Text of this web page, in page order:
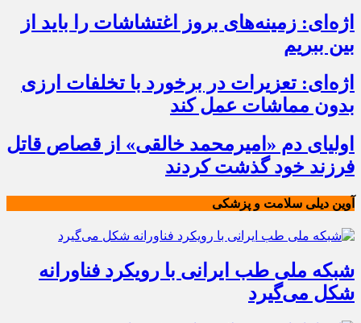
اژه‌‌ای: زمینه‌های بروز اغتشاشات را باید از
بین ببریم
اژه‌ای: تعزیرات در برخورد با تخلفات ارزی
بدون مماشات عمل کند
اولیای دم «امیرمحمد خالقی» از قصاص قاتل
فرزند خود گذشت کردند
آوین دیلی سلامت و پزشکی
شبکه ملی طب ایرانی با رویکرد فناورانه
شکل می‌گیرد